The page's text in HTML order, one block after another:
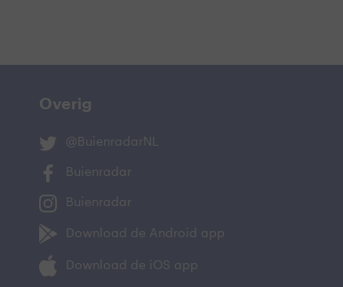
Overig
@BuienradarNL
Buienradar
Buienradar
Download de Android app
Download de iOS app